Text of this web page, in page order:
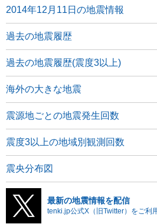
2014年12月11日の地震情報
過去の地震履歴
過去の地震履歴(震度3以上)
海外の大きな地震
震源地ごとの地震発生回数
震度3以上の地域別観測回数
震央分布図
最新の地震情報を配信
tenki.jp公式X（旧Twitter）をご利